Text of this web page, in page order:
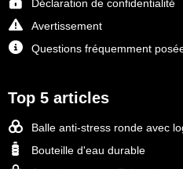
Déclaration de confidentialité
Avertissement
Questions fréquemment
Top 5 articles
Balle anti-stress ronde avec
Bouteille d'eau durable